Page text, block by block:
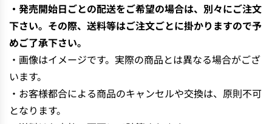
・発売開始日ごとの配送をご希望の場合は、別々にご注文
下さい。その際、送料等はご注文ごとに掛かりますので予
めご了承下さい。
・画像はイメージです。実際の商品とは異なる場合がござ
います。
・お客様都合による商品のキャンセルや交換は、原則不可
となります。